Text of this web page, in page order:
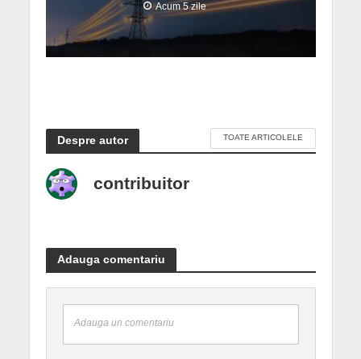
Acum 5 zile
Despre autor TOATE ARTICOLELE
contribuitor
Adauga comentariu
Adauga un comentariu